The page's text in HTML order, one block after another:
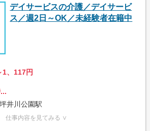
デイサービスの介護／デイサービ
ス／週2日～OK／未経験者在籍中
1、117円
井川公園駅
仕事内容を見てみる ∨